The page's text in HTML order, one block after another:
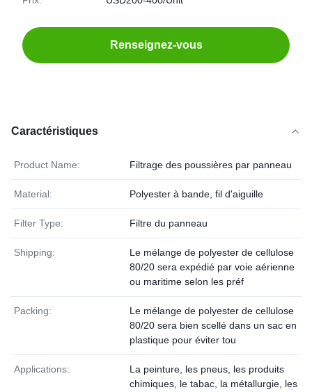
Renseignez-vous
Caractéristiques
Product Name: Filtrage des poussières par panneau
Material: Polyester à bande, fil d'aiguille
Filter Type: Filtre du panneau
Shipping:
Le mélange de polyester de cellulose
80/20 sera expédié par voie aérienne
ou maritime selon les préf
Packing:
Le mélange de polyester de cellulose
80/20 sera bien scellé dans un sac en
plastique pour éviter tou
Applications:
La peinture, les pneus, les produits
chimiques, le tabac, la métallurgie, les